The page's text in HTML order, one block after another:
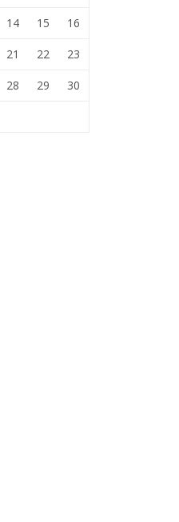
14 15 16
21 22 23
28 29 30